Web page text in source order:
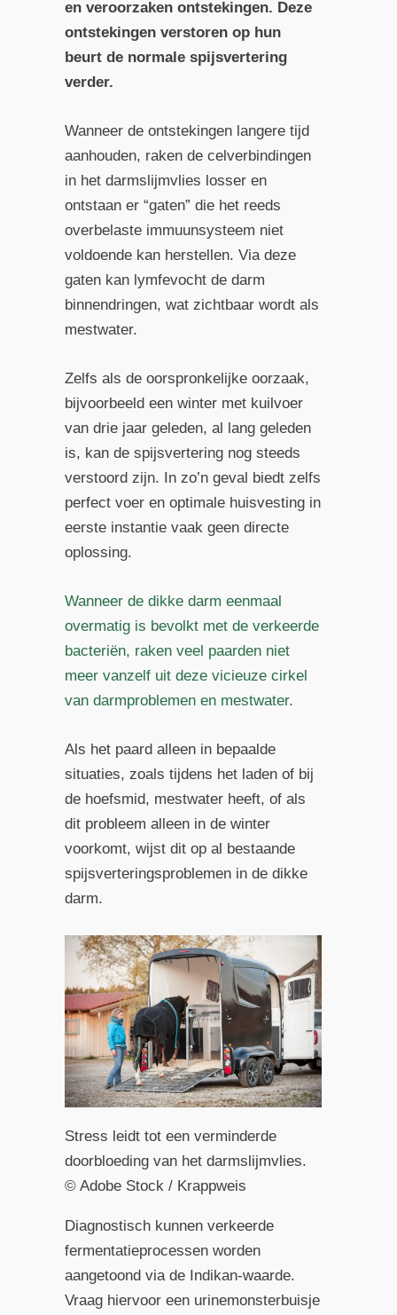
en veroorzaken ontstekingen. Deze
ontstekingen verstoren op hun
beurt de normale spijsvertering
verder.
Wanneer de ontstekingen langere tijd
aanhouden, raken de celverbindingen
in het darmslijmvlies losser en
ontstaan er “gaten” die het reeds
overbelaste immuunsysteem niet
voldoende kan herstellen. Via deze
gaten kan lymfevocht de darm
binnendringen, wat zichtbaar wordt als
mestwater.
Zelfs als de oorspronkelijke oorzaak,
bijvoorbeeld een winter met kuilvoer
van drie jaar geleden, al lang geleden
is, kan de spijsvertering nog steeds
verstoord zijn. In zo’n geval biedt zelfs
perfect voer en optimale huisvesting in
eerste instantie vaak geen directe
oplossing.
Wanneer de dikke darm eenmaal
overmatig is bevolkt met de verkeerde
bacteriën, raken veel paarden niet
meer vanzelf uit deze vicieuze cirkel
van darmproblemen en mestwater.
Als het paard alleen in bepaalde
situaties, zoals tijdens het laden of bij
de hoefsmid, mestwater heeft, of als
dit probleem alleen in de winter
voorkomt, wijst dit op al bestaande
spijsverteringsproblemen in de dikke
darm.
Stress leidt tot een verminderde
doorbloeding van het darmslijmvlies.
© Adobe Stock / Krappweis
Diagnostisch kunnen verkeerde
fermentatieprocessen worden
aangetoond via de Indikan-waarde.
Vraag hiervoor een urinemonsterbuisje